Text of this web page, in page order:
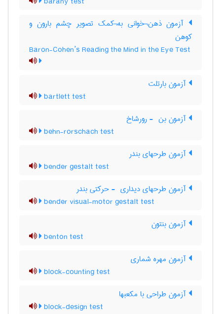
آزمون ذهن¬خوانی به¬کمک تصویر چشم بارون و
کوهن
Baron-Cohen’s Reading the Mind in the Eye Test
آزمون بارتلت
bartlett test
آزمون بن ‎ - رورشاخ
behn-rorschach test
آزمون طرحهای بندر
bender gestalt test
آزمون طرحهای دیداری ‎ - حرکتی بندر
bender visual-motor gestalt test
آزمون بنتون
benton test
آزمون مهره شماری
block-counting test
آزمون طراحی با مکعبها
block-design test